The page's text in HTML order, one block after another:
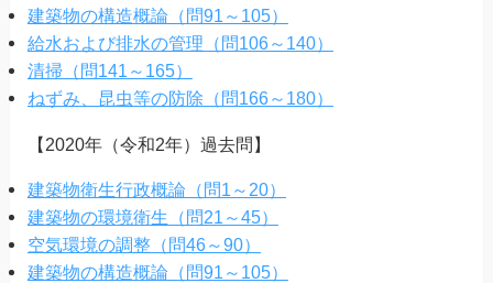
建築物の構造概論（問91～105）
給水および排水の管理（問106～140）
清掃（問141～165）
ねずみ、昆虫等の防除（問166～180）
【2020年（令和2年）過去問】
建築物衛生行政概論（問1～20）
建築物の環境衛生（問21～45）
空気環境の調整（問46～90）
建築物の構造概論（問91～105）